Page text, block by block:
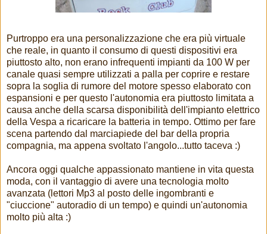
Purtroppo era una personalizzazione che era più virtuale
che reale, in quanto il consumo di questi dispositivi era
piuttosto alto, non erano infrequenti impianti da 100 W per
canale quasi sempre utilizzati a palla per coprire e restare
sopra la soglia di rumore del motore spesso elaborato con
espansioni e per questo l'autonomia era piuttosto limitata a
causa anche della scarsa disponibilità dell'impianto elettrico
della Vespa a ricaricare la batteria in tempo. Ottimo per fare
scena partendo dal marciapiede del bar della propria
compagnia, ma appena svoltato l'angolo...tutto taceva :)
Ancora oggi qualche appassionato mantiene in vita questa
moda, con il vantaggio di avere una tecnologia molto
avanzata (lettori Mp3 al posto delle ingombranti e
"ciuccione" autoradio di un tempo) e quindi un'autonomia
molto più alta :)